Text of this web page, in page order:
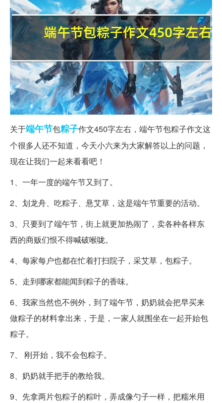
关于端午节包粽子作文450字左右，端午节包粽子作文这
个很多人还不知道，今天小六来为大家解答以上的问题，
现在让我们一起来看看吧！
1、一年一度的端午节又到了。
2、划龙舟、吃粽子、悬艾草，这是端午节重要的活动。
3、只要到了端午节，街上就更加热闹了，卖各种各样东
西的商贩们恨不得喊破喉咙。
4、每家每户也都在忙着打扫院子，采艾草，包粽子。
5、走到哪家都能闻到粽子的香味。
6、我家当然也不例外，到了端午节，奶奶就会把早买来
做粽子的材料拿出来，于是，一家人就围坐在一起开始包
粽子。
7、 刚开始，我不会包粽子。
8、奶奶就手把手的教给我。
9、先拿两片包粽子的粽叶，弄成像勺子一样，把糯米用